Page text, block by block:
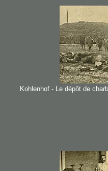
Kohlenhof - Le dépôt de